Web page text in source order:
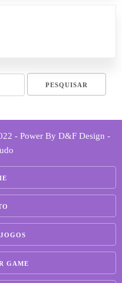
- Power By D&F Design -
GAME